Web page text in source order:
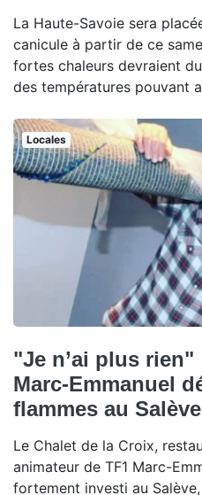
La Haute-Savoie sera
canicule à partir de ce
fortes chaleurs devraient
des températures pouvant
Locales
"Je n’ai plus
Marc-Emmanuel
flammes au Salève
Le Chalet de la Croix,
animateur de TF1 Marc-
fortement investi au